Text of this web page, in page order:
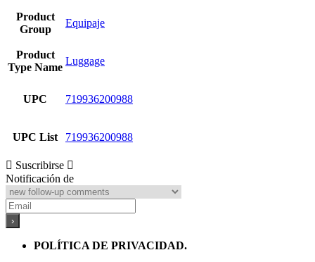
Product
Group
Equipaje
Product
Type Name
Luggage
UPC 719936200988
UPC List 719936200988
Suscribirse
Notificación de
POLÍTICA DE PRIVACIDAD.